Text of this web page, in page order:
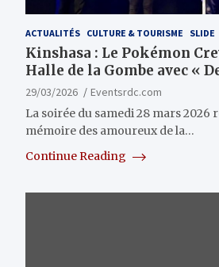
ACTUALITÉS CULTURE & TOURISME SLIDE
Kinshasa : Le Pokémon
Halle de la Gombe avec «
29/03/2026
Eventsrdc.com
La soirée du samedi 28 mars 2026
mémoire des amoureux de la…
Continue Reading